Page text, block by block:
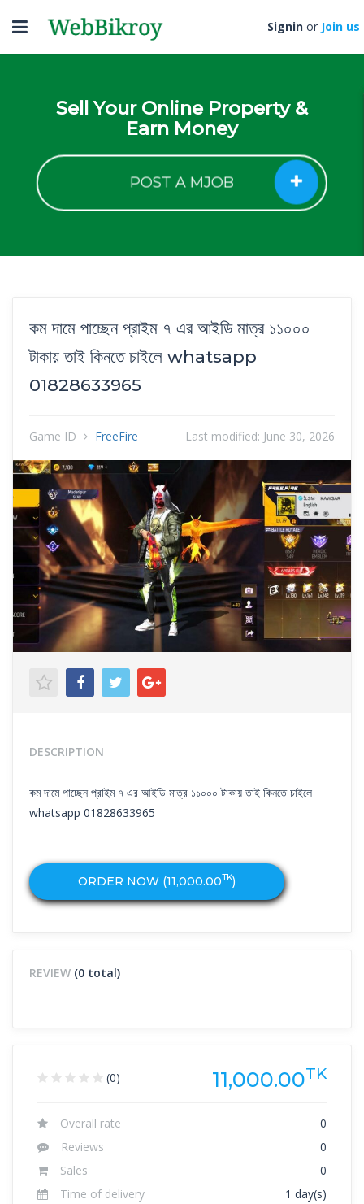
Toggle
navigation
Signin or Join us
Sell Your Online Property &
Earn Money
POST A MJOB
কম দামে পাচ্ছেন প্রাইম ৭ এর আইডি মাত্র ১১০০০
টাকায় তাই কিনতে চাইলে whatsapp
01828633965
Game ID FreeFire Last modified: June 30, 2026
DESCRIPTION
কম দামে পাচ্ছেন প্রাইম ৭ এর আইডি মাত্র ১১০০০ টাকায় তাই কিনতে চাইলে
whatsapp 01828633965
ORDER NOW (11,000.00TK)
REVIEW (0 total)
(0) 11,000.00TK
Overall rate
0
Reviews
0
Sales
0
Time of delivery
1 day(s)